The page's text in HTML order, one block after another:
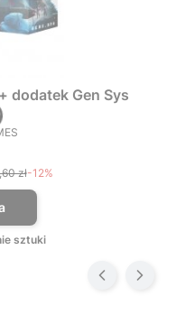
dodatek Gen Sys
zł-12%
sztuki